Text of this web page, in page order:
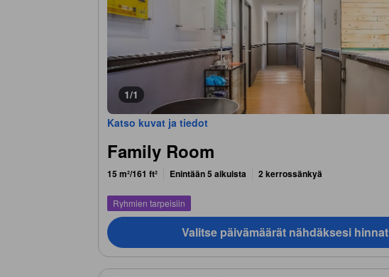
1/1
Katso kuvat ja tiedot
Family Room
15 m²/161 ft² Enintään 5 aikuista 2 kerrossänkyä
Ryhmien tarpeisiin
Valitse päivämäärät nähdäksesi hinnat